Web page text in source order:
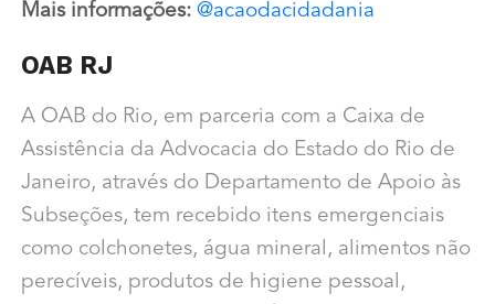
Mais informações: @acaodacidadania
OAB RJ
A OAB do Rio, em parceria com a Caixa de
Assistência da Advocacia do Estado do Rio de
Janeiro, através do Departamento de Apoio às
Subseções, tem recebido itens emergenciais
como colchonetes, água mineral, alimentos não
perecíveis, produtos de higiene pessoal,